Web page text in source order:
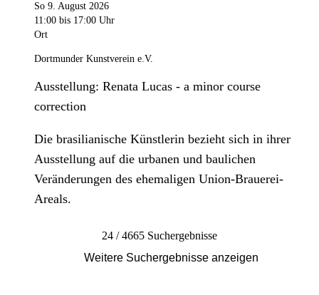
So 9. August 2026
11:00 bis 17:00 Uhr
Ort
Dortmunder Kunstverein e.V.
Ausstellung: Renata Lucas - a minor course
correction
Die brasilianische Künstlerin bezieht sich in ihrer
Ausstellung auf die urbanen und baulichen
Veränderungen des ehemaligen Union-Brauerei-
Areals.
24 / 4665 Suchergebnisse
Weitere Suchergebnisse anzeigen